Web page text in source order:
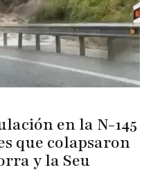
en la N-145
que colapsaron
y la Seu